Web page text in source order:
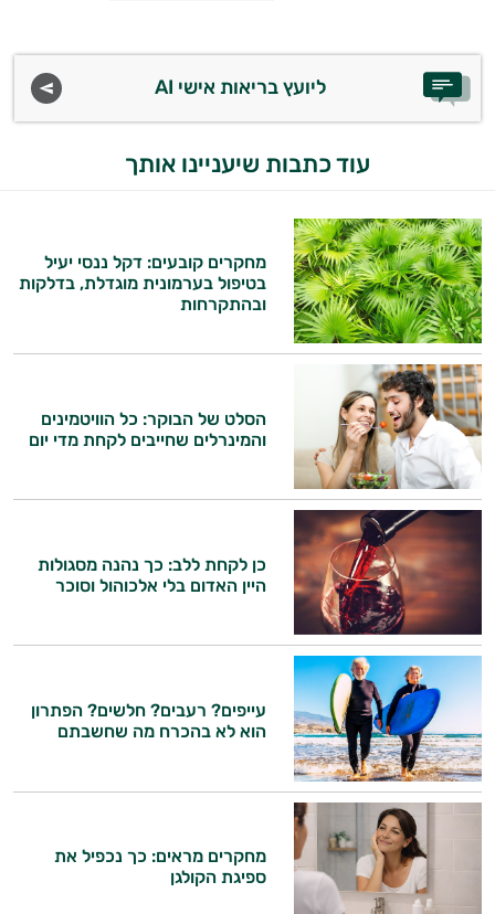
ליועץ בריאות אישי AI
עוד כתבות שיעניינו אותך
מחקרים קובעים: דקל ננסי יעיל
בטיפול בערמונית מוגדלת, בדלקות
ובהתקרחות
הסלט של הבוקר: כל הוויטמינים
והמינרלים שחייבים לקחת מדי יום
כן לקחת ללב: כך נהנה מסגולות
היין האדום בלי אלכוהול וסוכר
עייפים? רעבים? חלשים? הפתרון
הוא לא בהכרח מה שחשבתם
מחקרים מראים: כך נכפיל את
ספיגת הקולגן